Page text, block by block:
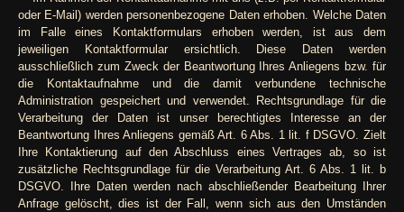
oder E-Mail) werden personenbezogene Daten erhoben. Welche Daten
im Falle eines Kontaktformulars erhoben werden, ist aus dem
jeweiligen Kontaktformular ersichtlich. Diese Daten werden
ausschließlich zum Zweck der Beantwortung Ihres Anliegens bzw. für
die Kontaktaufnahme und die damit verbundene technische
Administration gespeichert und verwendet. Rechtsgrundlage für die
Verarbeitung der Daten ist unser berechtigtes Interesse an der
Beantwortung Ihres Anliegens gemäß Art. 6 Abs. 1 lit. f DSGVO. Zielt
Ihre Kontaktierung auf den Abschluss eines Vertrages ab, so ist
zusätzliche Rechtsgrundlage für die Verarbeitung Art. 6 Abs. 1 lit. b
DSGVO. Ihre Daten werden nach abschließender Bearbeitung Ihrer
Anfrage gelöscht, dies ist der Fall, wenn sich aus den Umständen